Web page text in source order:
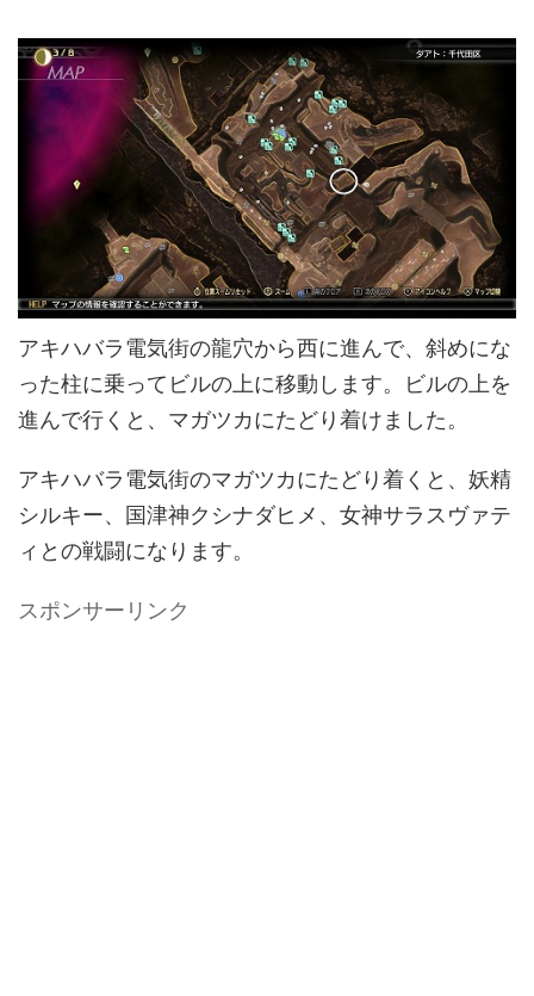
アキハバラ電気街の龍穴から西に進んで、斜めにな
った柱に乗ってビルの上に移動します。ビルの上を
進んで行くと、マガツカにたどり着けました。
アキハバラ電気街のマガツカにたどり着くと、妖精
シルキー、国津神クシナダヒメ、女神サラスヴァテ
ィとの戦闘になります。
スポンサーリンク